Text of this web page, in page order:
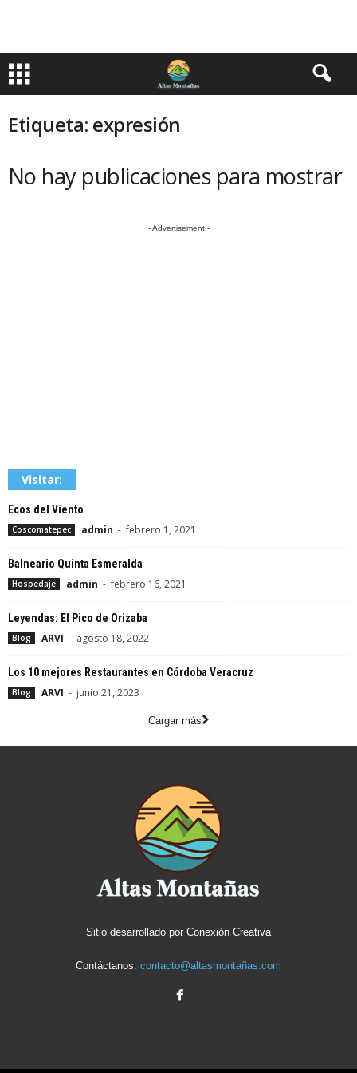
Etiqueta: expresión
No hay publicaciones para mostrar
- Advertisement -
Visitar:
Ecos del Viento
Coscomatepec admin - febrero 1, 2021
Balneario Quinta Esmeralda
Hospedaje admin - febrero 16, 2021
Leyendas: El Pico de Orizaba
Blog ARVI - agosto 18, 2022
Los 10 mejores Restaurantes en Córdoba Veracruz
Blog ARVI - junio 21, 2023
Cargar más
Sitio desarrollado por Conexión Creativa
Contáctanos: contacto@altasmontañas.com